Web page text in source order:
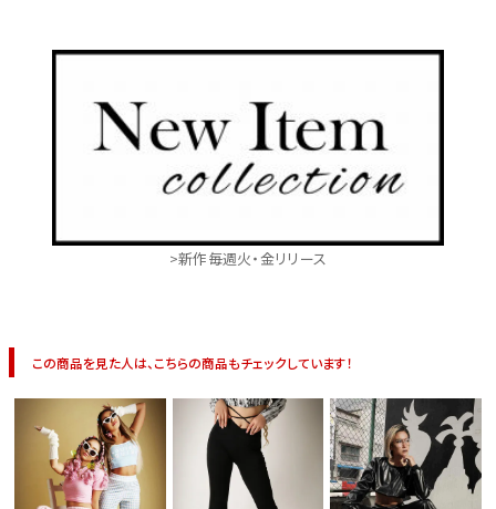
>新作毎週火・金リリース
この商品を見た人は、こちらの商品もチェックしています！